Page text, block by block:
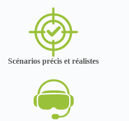
Scénarios précis et réalistes